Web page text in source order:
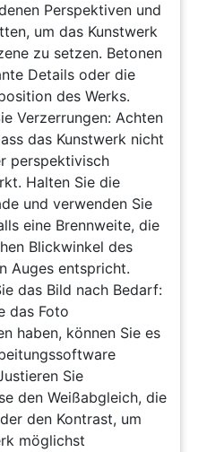
Perspektiven und
um das Kunstwerk
zu setzen. Betonen
Details oder die
des Werks.
Verzerrungen: Achten
das Kunstwerk nicht
perspektivisch
Halten Sie die
und verwenden Sie
eine Brennweite, die
Blickwinkel des
Auges entspricht.
das Bild nach Bedarf:
das Foto
haben, können Sie es
Sie
den Weißabgleich, die
den Kontrast, um
möglichst